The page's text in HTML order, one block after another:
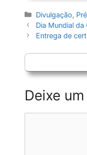
Categorias
Divulgação,
Navegação
de
Dia Mundial da
Entrega de
Deixe